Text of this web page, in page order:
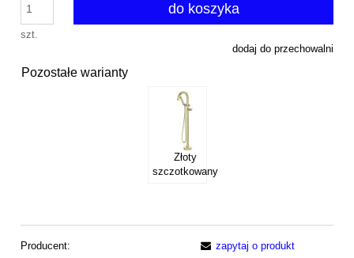
szt.
do koszyka
dodaj do przechowalni
Pozostałe warianty
Złoty
szczotkowany
Producent:
zapytaj o produkt